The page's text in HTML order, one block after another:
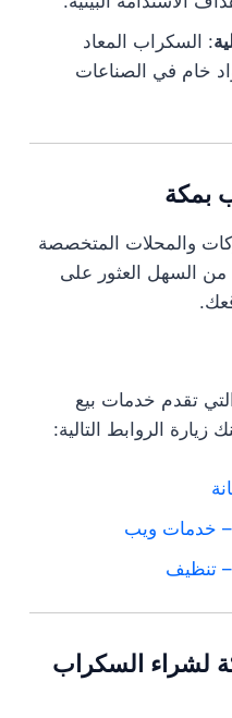
: السكراب المعاد
خام في الصناعات
بمكة
والمحلات المتخصصة
السهل العثور على
تقدم خدمات بيع
الروابط التالية:
خدمات ويب
تنظيف
لشراء السكراب